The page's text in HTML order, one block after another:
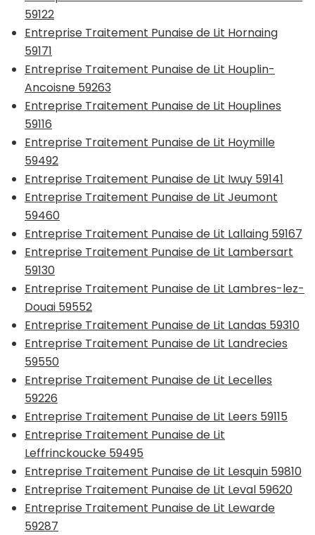
59122
Entreprise Traitement Punaise de Lit Hornaing
59171
Entreprise Traitement Punaise de Lit Houplin-
Ancoisne 59263
Entreprise Traitement Punaise de Lit Houplines
59116
Entreprise Traitement Punaise de Lit Hoymille
59492
Entreprise Traitement Punaise de Lit Iwuy 59141
Entreprise Traitement Punaise de Lit Jeumont
59460
Entreprise Traitement Punaise de Lit Lallaing 59167
Entreprise Traitement Punaise de Lit Lambersart
59130
Entreprise Traitement Punaise de Lit Lambres-lez-
Douai 59552
Entreprise Traitement Punaise de Lit Landas 59310
Entreprise Traitement Punaise de Lit Landrecies
59550
Entreprise Traitement Punaise de Lit Lecelles
59226
Entreprise Traitement Punaise de Lit Leers 59115
Entreprise Traitement Punaise de Lit
Leffrinckoucke 59495
Entreprise Traitement Punaise de Lit Lesquin 59810
Entreprise Traitement Punaise de Lit Leval 59620
Entreprise Traitement Punaise de Lit Lewarde
59287